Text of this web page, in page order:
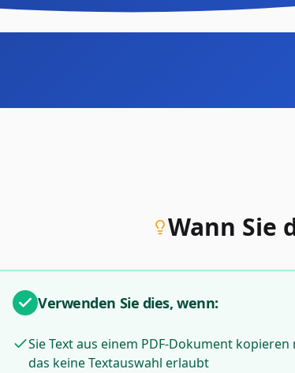
Wann Sie
Verwenden Sie dies, wenn:
Sie Text aus einem PDF-Dokument kopieren
das keine Textauswahl erlaubt